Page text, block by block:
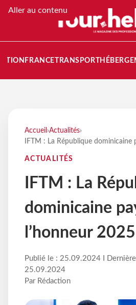
Aller au contenu
FRANCETRANSPORT
Accueil ›Actualités›
IFTM : La République dominicaine
ACTUALITÉS
IFTM : La
dominicaine
l’honneur 2025
Publié le : 25.09.2024 I
25.09.2024
Par Rédaction